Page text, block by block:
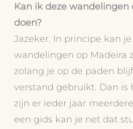
Kan ik deze wandelingen
doen?
Jazeker. In principe kan
wandelingen op Madeira
zolang je op de paden
verstand gebruikt. Dan is
zijn er ieder jaar
een gids kan je net dat